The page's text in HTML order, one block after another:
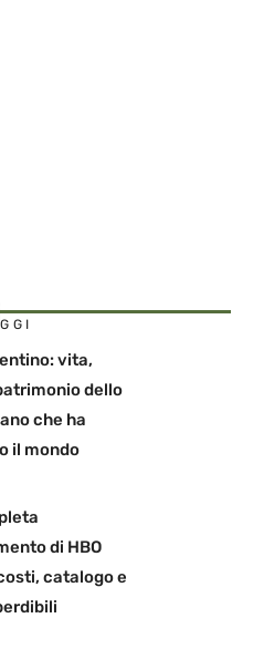
vita,
dello
che ha
il mondo
di HBO
catalogo e